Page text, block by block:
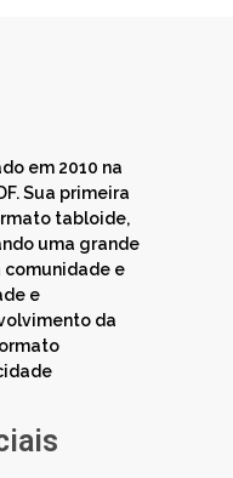
em 2010 na
Sua primeira
tabloide,
uma grande
comunidade e
e
da